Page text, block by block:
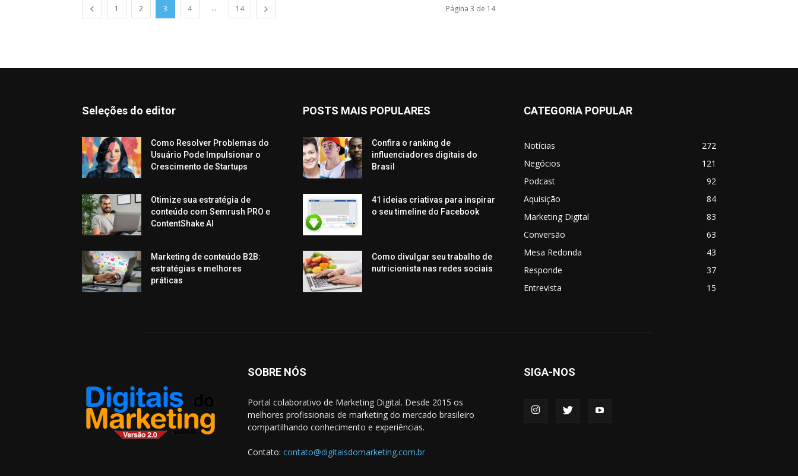
1 2 3 4 ... 14 Página 3 de 14
Seleções do editor
Como Resolver Problemas do
Usuário Pode Impulsionar o
Crescimento de Startups
Otimize sua estratégia de
conteúdo com Semrush PRO e
ContentShake AI
Marketing de conteúdo B2B:
estratégias e melhores
práticas
POSTS MAIS POPULARES
Confira o ranking de
influenciadores digitais do
Brasil
41 ideias criativas para inspirar
o seu timeline do Facebook
Como divulgar seu trabalho de
nutricionista nas redes sociais
CATEGORIA POPULAR
Notícias
272
Negócios
121
Podcast
92
Aquisição
84
Marketing Digital
83
Conversão
63
Mesa Redonda
43
Responde
37
Entrevista
15
SOBRE NÓS
Portal colaborativo de Marketing Digital. Desde 2015 os
melhores profissionais de marketing do mercado brasileiro
compartilhando conhecimento e experiências.
Contato: contato@digitaisdomarketing.com.br
SIGA-NOS